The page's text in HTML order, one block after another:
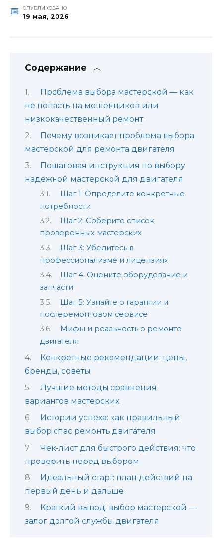
ОПУБЛИКОВАНО
19 мая, 2026
Содержание
Проблема выбора мастерской — как
не попасть на мошенников или
низкокачественный ремонт
Почему возникает проблема выбора
мастерской для ремонта двигателя
Пошаговая инструкция по выбору
надежной мастерской для двигателя
Шаг 1: Определите конкретные
потребности
Шаг 2: Соберите список
проверенных мастерских
Шаг 3: Убедитесь в
профессионализме и лицензиях
Шаг 4: Оцените оборудование и
запчасти
Шаг 5: Узнайте о гарантии и
послеремонтовом сервисе
Мифы и реальность о ремонте
двигателя
Конкретные рекомендации: цены,
бренды, советы
Лучшие методы сравнения
вариантов мастерских
Истории успеха: как правильный
выбор спас ремонть двигателя
Чек-лист для быстрого действия: что
проверить перед выбором
Идеальный старт: план действий на
первый день и дальше
Краткий вывод: выбор мастерской —
залог долгой службы двигателя